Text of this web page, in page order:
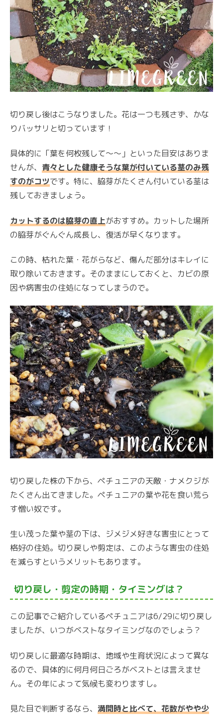
切り戻し後はこうなりました。花は一つも残さず、かな
りバッサリと切っています！
具体的に「葉を何枚残して～～」といった目安はありま
せんが、 青々とした健康そうな葉が付いている茎のみ残
すのがコツです。特に、脇芽がたくさん付いている茎は
残しておきましょう。
カットするのは脇芽の直上がおすすめ。カットした場所
の脇芽がぐんぐん成長し、復活が早くなります。
この時、枯れた葉・花がらなど、傷んだ部分はキレイに
取り除いておきます。そのままにしておくと、カビの原
因や病害虫の住処になってしまうので。
切り戻した株の下から、ペチュニアの天敵・ナメクジが
たくさん出てきました。ペチュニアの葉や花を食い荒ら
す憎い奴です。
生い茂った葉や茎の下は、ジメジメ好きな害虫にとって
格好の住処。切り戻しや剪定は、このような害虫の住処
を減らすというメリットもあります。
切り戻し・剪定の時期・タイミングは？
この記事でご紹介しているペチュニアは6/29に切り戻し
ましたが、いつがベストなタイミングなのでしょう？
切り戻しに最適な時期は、地域や生育状況によって異な
るので、具体的に何月何日ごろがベストとは言えませ
ん。その年によって気候も変わりますし。
見た目で判断するなら、 満開時と比べて、花数がやや少